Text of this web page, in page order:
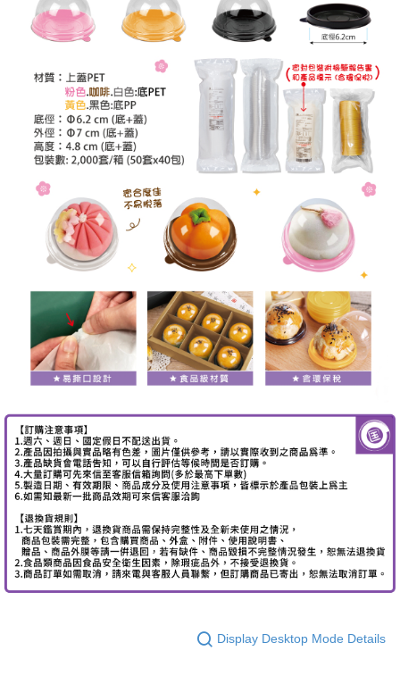
Display Desktop Mode Details